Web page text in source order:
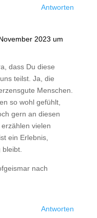
Antworten
2023 um
dass Du diese
teilst. Ja, die
Menschen.
so wohl gefühlt,
gern an diesen
vielen
ein Erlebnis,
nach
Antworten